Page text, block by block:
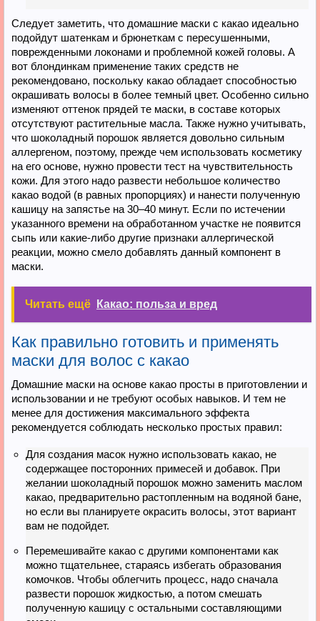
Следует заметить, что домашние маски с какао идеально
подойдут шатенкам и брюнеткам с пересушенными,
поврежденными локонами и проблемной кожей головы. А
вот блондинкам применение таких средств не
рекомендовано, поскольку какао обладает способностью
окрашивать волосы в более темный цвет. Особенно сильно
изменяют оттенок прядей те маски, в составе которых
отсутствуют растительные масла. Также нужно учитывать,
что шоколадный порошок является довольно сильным
аллергеном, поэтому, прежде чем использовать косметику
на его основе, нужно провести тест на чувствительность
кожи. Для этого надо развести небольшое количество
какао водой (в равных пропорциях) и нанести полученную
кашицу на запястье на 30–40 минут. Если по истечении
указанного времени на обработанном участке не появится
сыпь или какие-либо другие признаки аллергической
реакции, можно смело добавлять данный компонент в
маски.
Читать ещё Какао: польза и вред
Как правильно готовить и применять
маски для волос с какао
Домашние маски на основе какао просты в приготовлении и
использовании и не требуют особых навыков. И тем не
менее для достижения максимального эффекта
рекомендуется соблюдать несколько простых правил:
Для создания масок нужно использовать какао, не
содержащее посторонних примесей и добавок. При
желании шоколадный порошок можно заменить маслом
какао, предварительно растопленным на водяной бане,
но если вы планируете окрасить волосы, этот вариант
вам не подойдет.
Перемешивайте какао с другими компонентами как
можно тщательнее, стараясь избегать образования
комочков. Чтобы облегчить процесс, надо сначала
развести порошок жидкостью, а потом смешать
полученную кашицу с остальными составляющими